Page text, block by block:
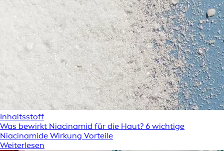
Inhaltsstoff
Was bewirkt Niacinamid für die Haut? 6 wichtige
Niacinamide Wirkung Vorteile
Weiterlesen